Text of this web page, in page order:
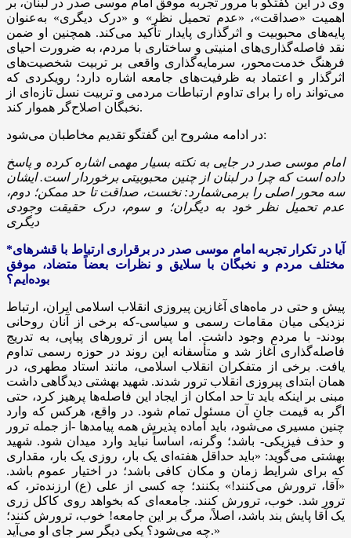
اهمیت «صداقت»، «عدم تحمیل نظر» و «درک دیگری» به‌عنوان
پایه‌های محبوبیت و اثرگذاری پایدار تأکید می‌کند. همچنین او ضمن
نقد فاصله‌گذاری‌های امنیتی و ساختاری با مردم، به ضرورت احیای
فرهنگ خدمت‌محور، سرمایه‌گذاری واقعی بر تربیت شخصیت‌های
اثرگذار و اعتماد به ظرفیت‌های جامعه اشاره دارد؛ رویکردی که
می‌تواند راه را برای تداوم ارتباطات مردمی و تربیت نسل تازه‌ای از
نخبگان اصلاح‌گر هموار کند.
در ادامه مشروح این گفتگو تقدیم مخاطبان می‌شود:
امام موسی صدر در جایی به نکته بسیار مهمی اشاره کرده و پاسخ
داده است که چرا در لبنان از چنین محبوبیتی برخوردار است. ایشان
سه محور اصلی را برمی‌شمارد: نخست، صداقت تا حد ممکن؛ دوم،
عدم تحمیل نظر خود به دیگران؛ و سوم، درک حقیقت وجودی
دیگری
*آیا در تکرار تجربه امام موسی صدر در برقراری ارتباط با قشرهای
مختلف مردم و نخبگان با سلایق و نظرات بعضاً متضاد، موفق
بوده‌ایم؟
پیش و حتی در ماه‌های آغازین پیروزی انقلاب اسلامی ایران، ارتباط
نزدیکی میان مقامات رسمی و سیاسی-که برخی از آنان روحانی
بودند- با مردم وجود داشت. اما پس از ترورهای پیاپی، به تدریج
فاصله‌گذاری آغاز شد و متأسفانه این روند در حوزه رسمی تداوم
یافت. برخی از متفکران انقلاب اسلامی، مانند استاد مطهری، در
همان ابتدای پیروزی انقلاب ترور شدند. شهید بهشتی دیدگاهی داشت
مبنی بر اینکه باید تا حد امکان از ایجاد این فاصله‌ها پرهیز کرد، حتی
اگر به قیمت جانِ آن مسئول تمام شود. در واقع، هرکس که وارد
چنین مسیری می‌شود، باید آماده پذیرش همه پیامدها -از جمله ترور
و حذف فیزیکی- باشد؛ وگرنه، اساساً نباید وارد میدان شود. شهید
بهشتی می‌گوید: «باید حداقل هفته‌ای یک بار، روزی یک بار، مقداری
که برای شرایط زمان و مکان کافی باشد؛ در اختیار عموم باشد.
«آقا، ترورش می‌کنند!» بکنند؛ چه کسی از علی (ع)ارزنده‌تر، که
ترور شد. خوب، ترورش کنند. جامعه‌ای که بخواهد روی کاکل زری
یک آقا پایش بند باشد، اصلاً، مرگ بر این جامعه! خوب، ترورش کنند؛
چه می‌شود؟ یکی دیگر سر جای او می‌آید.»